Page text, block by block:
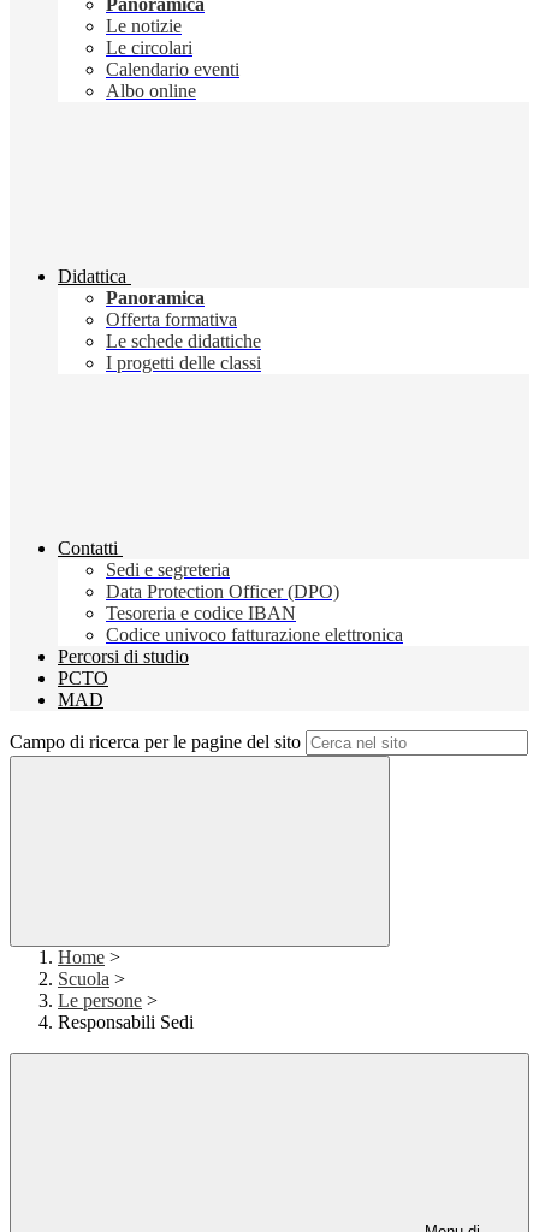
Panoramica
Le notizie
Le circolari
Calendario eventi
Albo online
Didattica
Panoramica
Offerta formativa
Le schede didattiche
I progetti delle classi
Contatti
Sedi e segreteria
Data Protection Officer (DPO)
Tesoreria e codice IBAN
Codice univoco fatturazione elettronica
Percorsi di studio
PCTO
MAD
Campo di ricerca per le pagine del sito
Home >
Scuola >
Le persone >
Responsabili Sedi